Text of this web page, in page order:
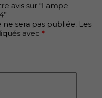
avis sur “Lampe
ne sera pas publiée. Les
avec *